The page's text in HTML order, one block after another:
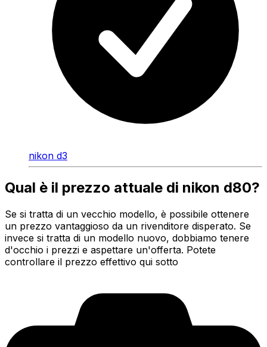
nikon d3
Qual è il prezzo attuale di nikon d80?
Se si tratta di un vecchio modello, è possibile ottenere
un prezzo vantaggioso da un rivenditore disperato. Se
invece si tratta di un modello nuovo, dobbiamo tenere
d'occhio i prezzi e aspettare un'offerta. Potete
controllare il prezzo effettivo qui sotto